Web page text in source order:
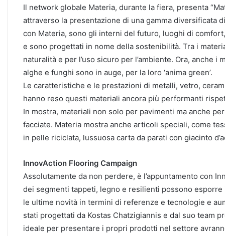
Il network globale Materia, durante la fiera, presenta
attraverso la presentazione di una gamma diversificata
con Materia, sono gli interni del futuro, luoghi di
e sono progettati in nome della sostenibilità. Tra i
naturalità e per l’uso sicuro per l’ambiente. Ora,
alghe e funghi sono in auge, per la loro ‘anima green’.
Le caratteristiche e le prestazioni di metalli, vetro,
hanno reso questi materiali ancora più performanti
In mostra, materiali non solo per pavimenti ma anche
facciate. Materia mostra anche articoli speciali, come
in pelle riciclata, lussuosa carta da parati con giacinto
InnovAction Flooring Campaign
Assolutamente da non perdere, è l’appuntamento con
dei segmenti tappeti, legno e resilienti possono
le ultime novità in termini di referenze e tecnologie e
stati progettati da Kostas Chatzigiannis e dal suo team
ideale per presentare i propri prodotti nel settore